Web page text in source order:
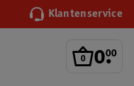
Klantenservice
0.
00